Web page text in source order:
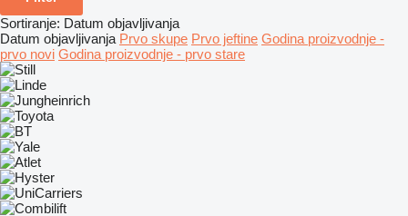
Sortiranje: Datum objavljivanja
Datum objavljivanja Prvo skupe Prvo jeftine Godina proizvodnje -
prvo novi Godina proizvodnje - prvo stare